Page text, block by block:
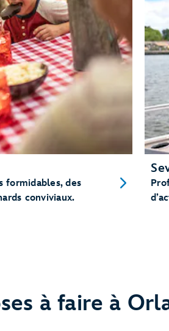
formidables, des
conviviaux.
à faire à